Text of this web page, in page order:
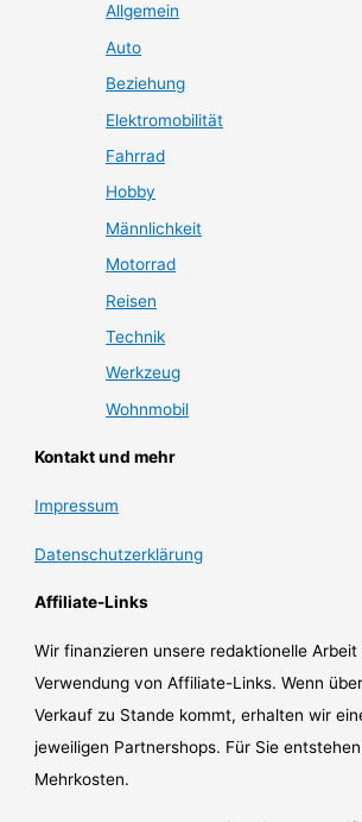
Allgemein
Auto
Beziehung
Elektromobilität
Fahrrad
Hobby
Männlichkeit
Motorrad
Reisen
Technik
Werkzeug
Wohnmobil
Kontakt und mehr
Impressum
Datenschutzerklärung
Affiliate-Links
Wir finanzieren unsere redaktionelle
Verwendung von Affiliate-Links. Wenn
Verkauf zu Stande kommt, erhalten wir
jeweiligen Partnershops. Für Sie
Mehrkosten.